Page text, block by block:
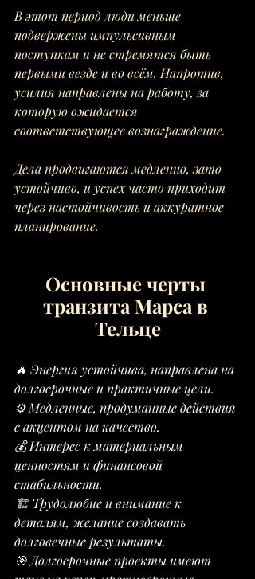
В этот период люди меньше
подвержены импульсивным
поступкам и не стремятся быть
первыми везде и во всём. Напротив,
усилия направлены на работу, за
которую ожидается
соответствующее вознаграждение.
Дела продвигаются медленно, зато
устойчиво, и успех часто приходит
через настойчивость и аккуратное
планирование.
Основные черты
транзита Марса в
Тельце
🔥 Энергия устойчива, направлена на
долгосрочные и практичные цели.
⚙️ Медленные, продуманные действия
с акцентом на качество.
💰 Интерес к материальным
ценностям и финансовой
стабильности.
🏗 Трудолюбие и внимание к
деталям, желание создавать
долговечные результаты.
🎯 Долгосрочные проекты имеют